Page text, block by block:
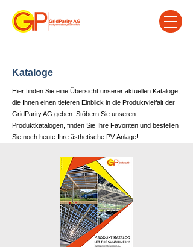
Kataloge
Hier finden Sie eine Übersicht unserer aktuellen Kataloge,
die Ihnen einen tieferen Einblick in die Produktvielfalt der
GridParity AG geben. Stöbern Sie unseren
Produktkatalogen, finden Sie Ihre Favoriten und bestellen
Sie noch heute Ihre ästhetische PV-Anlage!